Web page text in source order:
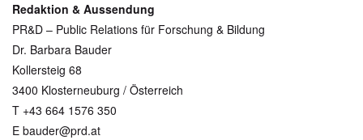
Redaktion & Aussendung
PR&D – Public Relations für Forschung & Bildung
Dr. Barbara Bauder
Kollersteig 68
3400 Klosterneuburg / Österreich
T +43 664 1576 350
E bauder@prd.at